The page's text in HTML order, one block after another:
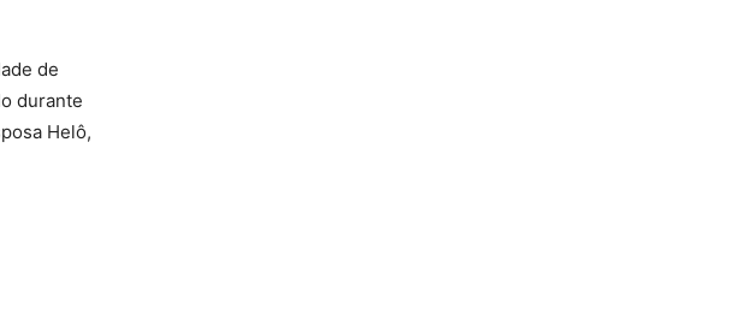
de
durante
Helô,